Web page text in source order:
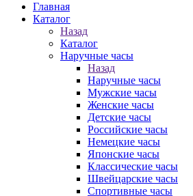
Главная
Каталог
Назад
Каталог
Наручные часы
Назад
Наручные часы
Мужские часы
Женские часы
Детские часы
Российские часы
Немецкие часы
Японские часы
Классические часы
Швейцарские часы
Спортивные часы